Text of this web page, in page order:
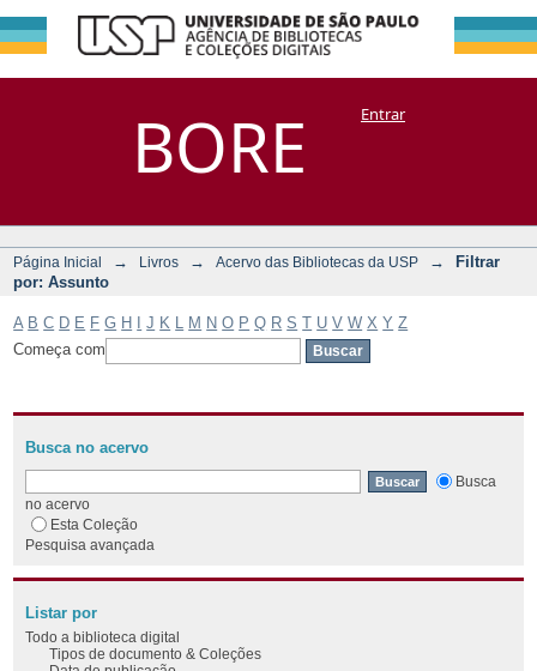
BORE
Filtrar por:
Assunto
DSpace/Manakin + CoriscoEntrar
Página Inicial → Livros → Acervo das Bibliotecas da USP →
Filtrar
por: Assunto
A B C D E F G H J K M N O P Q R S T U V W X Y Z
Começa com
Busca no acervo
Busca
no acervo
Esta Coleção
Pesquisa avançada
Listar por
Todo a biblioteca digital
Tipos de documento & Coleções